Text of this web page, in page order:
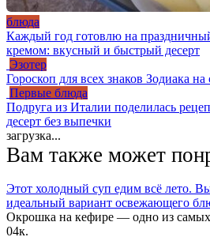
блюда
Каждый год готовлю на
кремом: вкусный и быстрый десерт
Эзотер
Гороскоп для всех знаков Зодиака на
Первые блюда
Подруга из Италии поделилась
десерт без выпечки
загрузка...
Вам также может
Этот холодный суп едим всё лето.
идеальный вариант освежающего
Окрошка на кефире — одно из
04к.